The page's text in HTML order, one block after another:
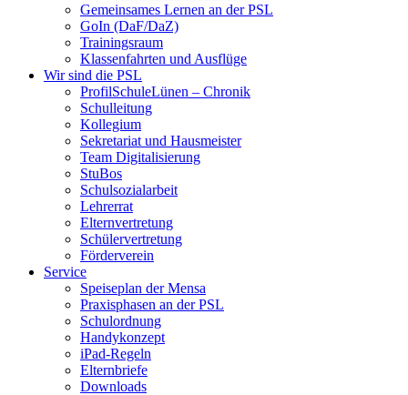
Gemeinsames Lernen an der PSL​
GoIn (DaF/DaZ)
Trainingsraum
Klassenfahrten und Ausflüge
Wir sind die PSL
ProfilSchuleLünen – Chronik
Schulleitung
Kollegium
Sekretariat und Hausmeister
Team Digitalisierung
StuBos
Schulsozialarbeit
Lehrerrat
Elternvertretung
Schülervertretung
Förderverein
Service
Speiseplan der Mensa
Praxisphasen an der PSL
Schulordnung
Handykonzept
iPad-Regeln
Elternbriefe
Downloads